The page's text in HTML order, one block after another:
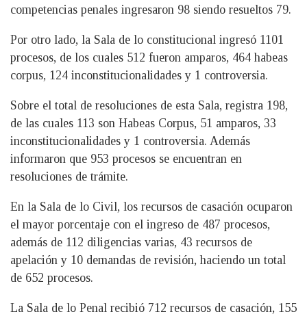
competencias penales ingresaron 98 siendo resueltos 79.
Por otro lado, la Sala de lo constitucional ingresó 1101
procesos, de los cuales 512 fueron amparos, 464 habeas
corpus, 124 inconstitucionalidades y 1 controversia.
Sobre el total de resoluciones de esta Sala, registra 198,
de las cuales 113 son Habeas Corpus, 51 amparos, 33
inconstitucionalidades y 1 controversia. Además
informaron que 953 procesos se encuentran en
resoluciones de trámite.
En la Sala de lo Civil, los recursos de casación ocuparon
el mayor porcentaje con el ingreso de 487 procesos,
además de 112 diligencias varias, 43 recursos de
apelación y 10 demandas de revisión, haciendo un total
de 652 procesos.
La Sala de lo Penal recibió 712 recursos de casación, 155